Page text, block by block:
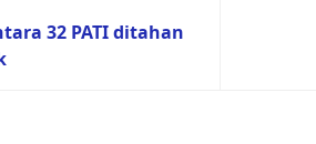
32 PATI ditahan